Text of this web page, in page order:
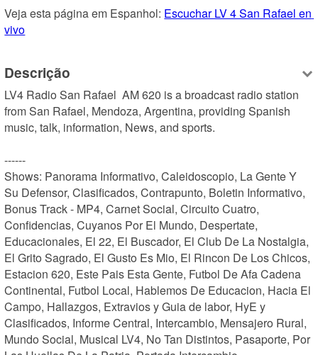
Veja esta página em Espanhol: Escuchar LV 4 San Rafael en
vivo
Descrição
LV4 Radio San Rafael  AM 620 is a broadcast radio station
from San Rafael, Mendoza, Argentina, providing Spanish
music, talk, information, News, and sports.
------
Shows: Panorama Informativo, Caleidoscopio, La Gente Y
Su Defensor, Clasificados, Contrapunto, Boletin Informativo,
Bonus Track - MP4, Carnet Social, Circuito Cuatro,
Confidencias, Cuyanos Por El Mundo, Despertate,
Educacionales, El 22, El Buscador, El Club De La Nostalgia,
El Grito Sagrado, El Gusto Es Mio, El Rincon De Los Chicos,
Estacion 620, Este Pais Esta Gente, Futbol De Afa Cadena
Continental, Futbol Local, Hablemos De Educacion, Hacia El
Campo, Hallazgos, Extravios y Guia de labor, HyE y
Clasificados, Informe Central, Intercambio, Mensajero Rural,
Mundo Social, Musical LV4, No Tan Distintos, Pasaporte, Por